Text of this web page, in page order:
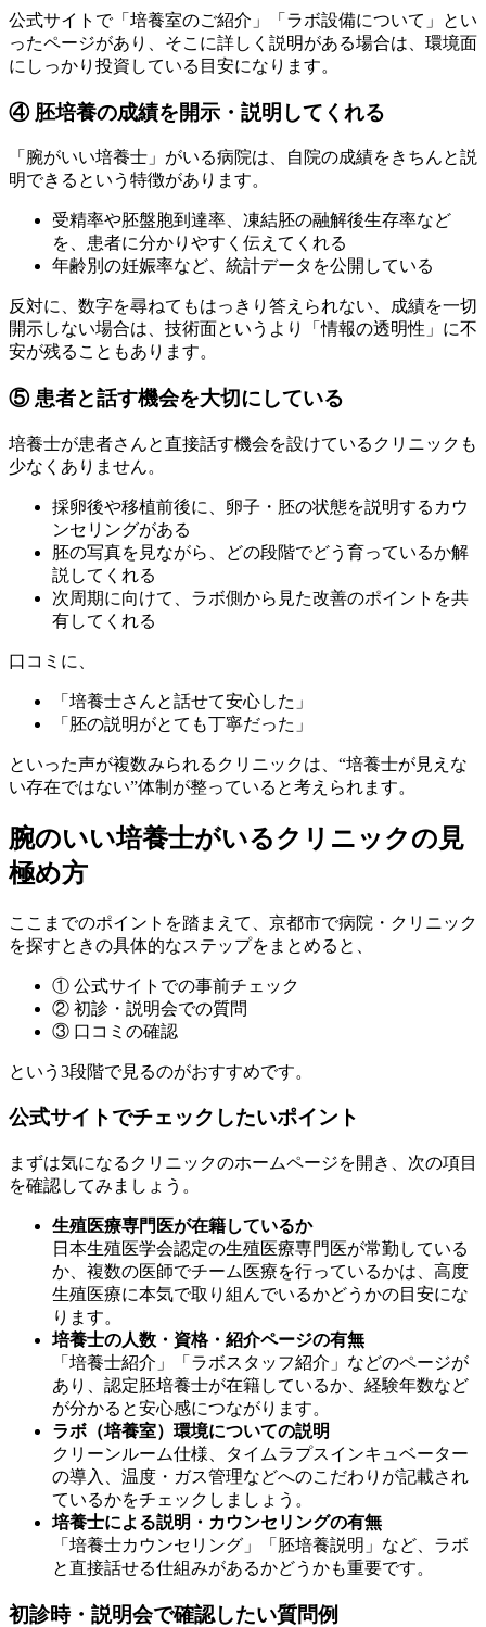
公式サイトで「培養室のご紹介」「ラボ設備について」とい
ったページがあり、そこに詳しく説明がある場合は、 環境面
にしっかり投資している目安になります。
④ 胚培養の成績を開示・説明してくれる
「腕がいい培養士」がいる病院は、自院の成績をきちんと説
明できるという特徴があります。
受精率や胚盤胞到達率、凍結胚の融解後生存率など
を、患者に分かりやすく伝えてくれる
年齢別の妊娠率など、統計データを公開している
反対に、数字を尋ねてもはっきり答えられない、成績を一切
開示しない場合は、 技術面というより「情報の透明性」に不
安が残ることもあります。
⑤ 患者と話す機会を大切にしている
培養士が患者さんと直接話す機会を設けているクリニックも
少なくありません。
採卵後や移植前後に、卵子・胚の状態を説明するカウ
ンセリングがある
胚の写真を見ながら、どの段階でどう育っているか解
説してくれる
次周期に向けて、ラボ側から見た改善のポイントを共
有してくれる
口コミに、
「培養士さんと話せて安心した」
「胚の説明がとても丁寧だった」
といった声が複数みられるクリニックは、 “培養士が見えな
い存在ではない”体制 が整っていると考えられます。
腕のいい培養士がいるクリニックの見
極め方
ここまでのポイントを踏まえて、京都市で病院・クリニック
を探すときの具体的なステップをまとめると、
① 公式サイトでの事前チェック
② 初診・説明会での質問
③ 口コミの確認
という3段階で見るのがおすすめです。
公式サイトでチェックしたいポイント
まずは気になるクリニックのホームページを開き、次の項目
を確認してみましょう。
生殖医療専門医が在籍しているか
日本生殖医学会認定の生殖医療専門医が常勤している
か、複数の医師でチーム医療を行っているかは、 高度
生殖医療に本気で取り組んでいるかどうかの目安にな
ります。
培養士の人数・資格・紹介ページの有無
「培養士紹介」「ラボスタッフ紹介」などのページが
あり、認定胚培養士が在籍しているか、経験年数など
が分かると安心感につながります。
ラボ（培養室）環境についての説明
クリーンルーム仕様、タイムラプスインキュベーター
の導入、温度・ガス管理などへのこだわりが記載され
ているかをチェックしましょう。
培養士による説明・カウンセリングの有無
「培養士カウンセリング」「胚培養説明」など、 ラボ
と直接話せる仕組みがあるかどうかも重要です。
初診時・説明会で確認したい質問例